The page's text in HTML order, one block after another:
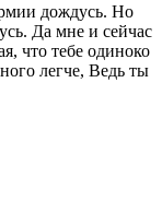
дождусь. Но
Да мне и сейчас
что тебе одиноко
легче, Ведь ты